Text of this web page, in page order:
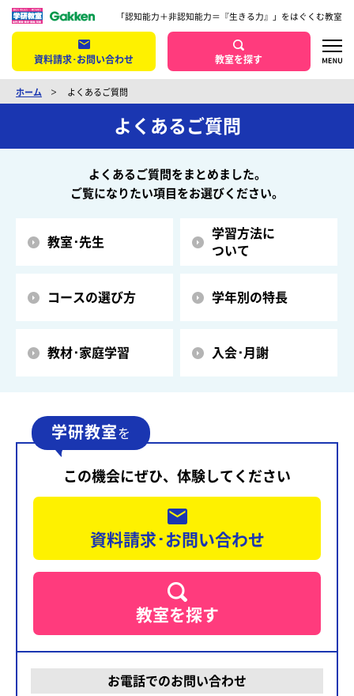
「認知能力＋非認知能力＝『生きる力』」をはぐくむ教室
資料請求･お問い合わせ 教室を探す
ホーム よくあるご質問
よくあるご質問
よくあるご質問をまとめました。
ご覧になりたい項目をお選びください。
教室･先生
学習方法に
ついて
コースの選び方 学年別の特長
教材･家庭学習 入会･月謝
学研教室を
この機会にぜひ、体験してください
資料請求･お問い合わせ
教室を探す
お電話でのお問い合わせ